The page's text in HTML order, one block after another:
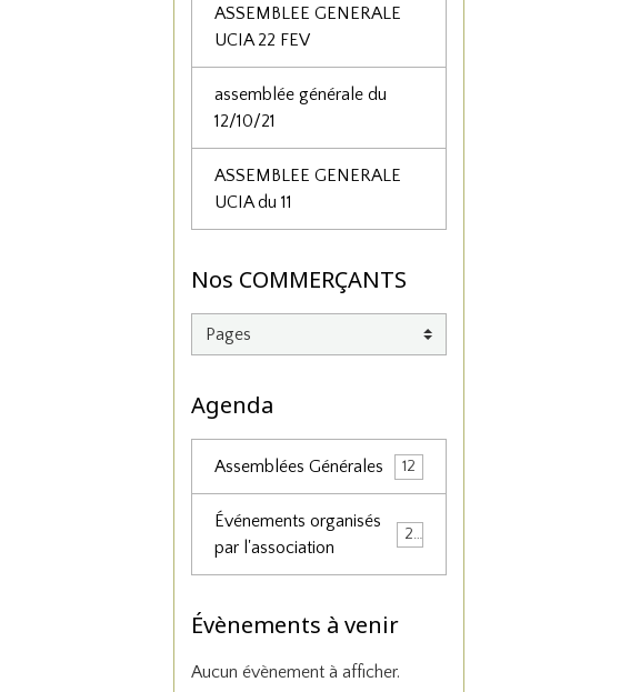
ASSEMBLEE GENERALE
UCIA 22 FEV
assemblée générale du
12/10/21
ASSEMBLEE GENERALE
UCIA du 11
Nos COMMERÇANTS
Agenda
Assemblées Générales 12
Événements organisés
par l'association
25
Évènements à venir
Aucun évènement à afficher.